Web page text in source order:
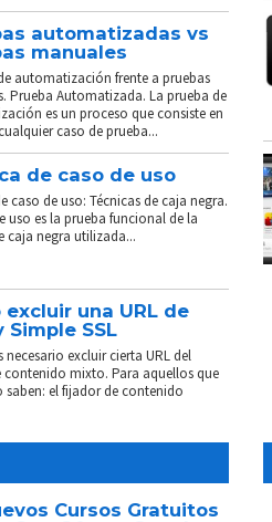
automatizadas vs
manuales
automatización frente a pruebas
Prueba Automatizada. La prueba de
es un proceso que consiste en
caso de prueba...
de caso de uso
caso de uso: Técnicas de caja negra.
uso es la prueba funcional de la
caja negra utilizada...
excluir una URL de
Simple SSL
necesario excluir cierta URL del
contenido mixto. Para aquellos que
saben: el fijador de contenido
Cursos Gratuitos